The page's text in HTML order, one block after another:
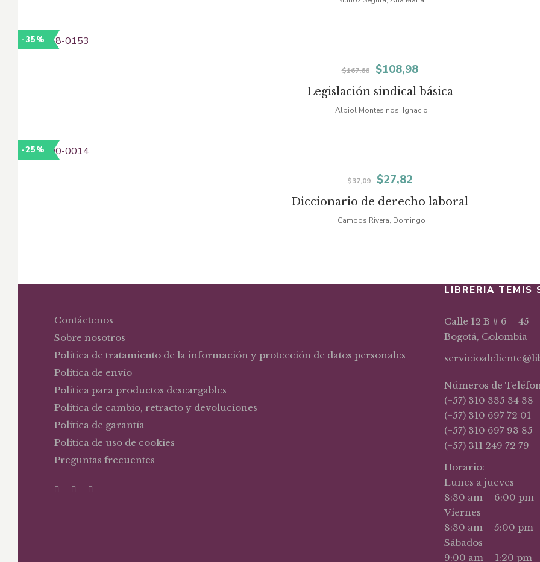
-35%
Legislación sindical básica
$167,66
El
precio
original
$108,98El
precio
actual
Albiol Montesinos, Ignacio
-25%
Diccionario de derecho laboral
$37,09
El
precio
original
$27,82El
precio
actual
Campos Rivera, Domingo
Contáctenos
Sobre nosotros
Política de tratamiento de la información y protección de datos personales
Política de envío
Política para productos descargables
Política de cambio, retracto y devoluciones
Política de garantía
Política de uso de cookies
Preguntas frecuentes
LIBRERIA TEMIS
Calle 12 B # 6 – 45
Bogotá, Colombia
Números de
(+57) 310 335 34 38
(+57) 310 697 72 01
(+57) 310 697 93 85
(+57) 311 249 72 79
Horario:
Lunes a jueves
8:30 am – 6:00 pm
Viernes
8:30 am – 5:00 pm
Sábados
9:00 am – 1:20 pm